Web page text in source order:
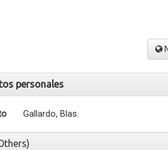
personales
Gallardo, Blas.